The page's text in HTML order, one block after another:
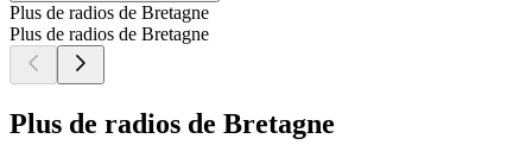
Plus de radios de Bretagne
Plus de radios de Bretagne
Plus de radios de Bretagne